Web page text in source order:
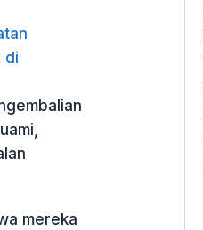
di
mereka